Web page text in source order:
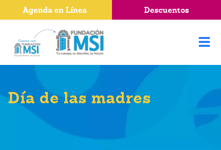
Día de las madres
Agenda en Línea Descuentos